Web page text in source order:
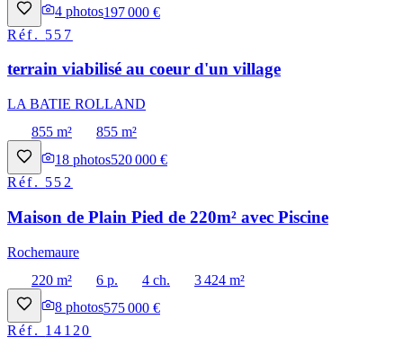
4 photos197 000 €
Réf. 557
terrain viabilisé au coeur d'un village
LA BATIE ROLLAND
855 m²
855 m²
18 photos520 000 €
Réf. 552
Maison de Plain Pied de 220m² avec Piscine
Rochemaure
220 m²
6 p. 4 ch.
3 424 m²
8 photos575 000 €
Réf. 14120